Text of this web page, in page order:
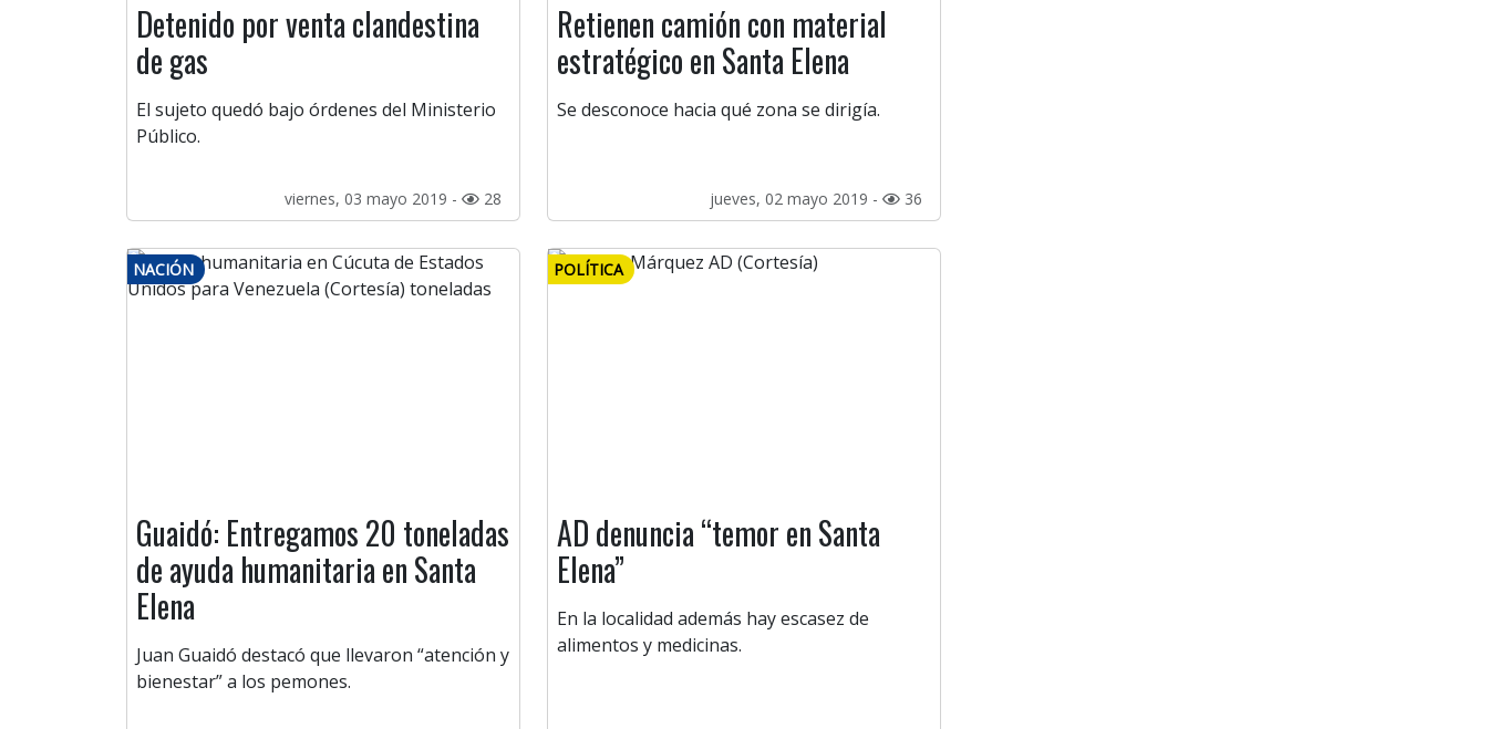
Detenido por venta clandestina
de gas
El sujeto quedó bajo órdenes del Ministerio
Público.
viernes, 03 mayo 2019 - 28
Retienen camión con material
estratégico en Santa Elena
Se desconoce hacia qué zona se dirigía.
jueves, 02 mayo 2019 - 36
NACIÓN
Guaidó: Entregamos 20 toneladas
de ayuda humanitaria en Santa
Elena
Juan Guaidó destacó que llevaron “atención y
bienestar” a los pemones.
POLÍTICA
AD denuncia “temor en Santa
Elena”
En la localidad además hay escasez de
alimentos y medicinas.